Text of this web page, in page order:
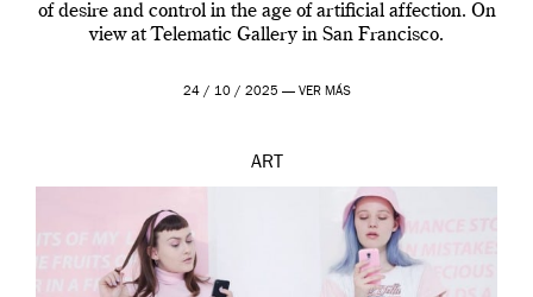
of desire and control in the age of artificial affection. On
view at Telematic Gallery in San Francisco.
24 / 10 / 2025 — VER MÁS
ART